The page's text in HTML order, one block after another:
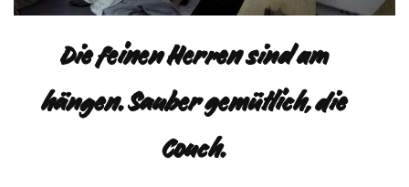
Die feinen Herren sind am
hängen. Sauber gemütlich, die
Couch.